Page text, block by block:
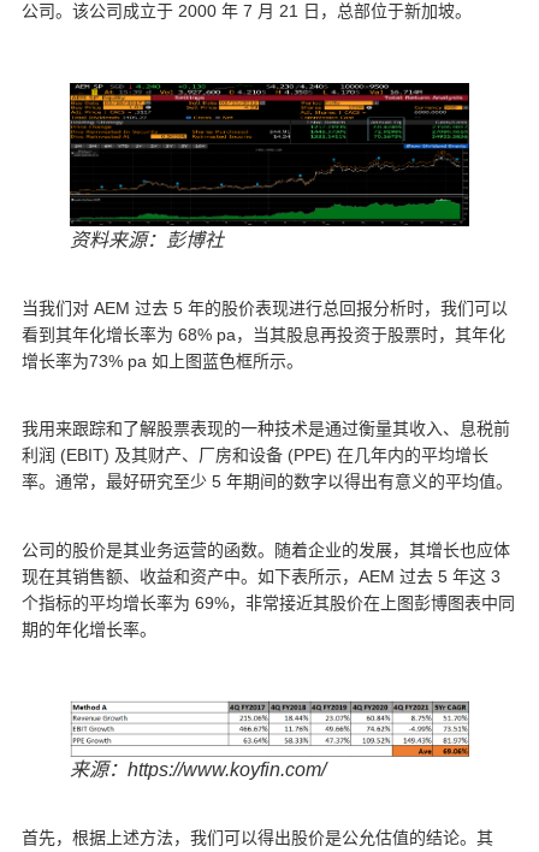
公司。该公司成立于 2000 年 7 月 21 日，总部位于新加坡。
资料来源：彭博社
当我们对 AEM 过去 5 年的股价表现进行总回报分析时，我们可以
看到其年化增长率为 68% pa，当其股息再投资于股票时，其年化
增长率为73% pa 如上图蓝色框所示。
我用来跟踪和了解股票表现的一种技术是通过衡量其收入、息税前
利润 (EBIT) 及其财产、厂房和设备 (PPE) 在几年内的平均增长
率。通常，最好研究至少 5 年期间的数字以得出有意义的平均值。
公司的股价是其业务运营的函数。随着企业的发展，其增长也应体
现在其销售额、收益和资产中。如下表所示，AEM 过去 5 年这 3
个指标的平均增长率为 69%，非常接近其股价在上图彭博图表中同
期的年化增长率。
来源：https://www.koyfin.com/
首先，根据上述方法，我们可以得出股价是公允估值的结论。其